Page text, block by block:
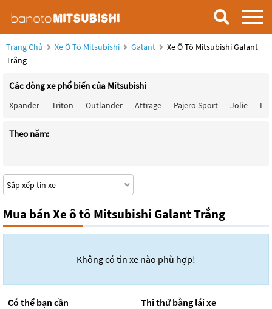
Trang Chủ Xe Ô Tô Mitsubishi Galant
Xe Ô Tô Mitsubishi Galant
Trắng
Các dòng xe phổ biến của Mitsubishi
Xpander Triton Outlander Attrage Pajero Sport Jolie
Theo năm:
Mua bán Xe ô tô Mitsubishi Galant Trắng
Không có tin xe nào phù hợp!
Có thể bạn cần Thi thử bằng lái xe